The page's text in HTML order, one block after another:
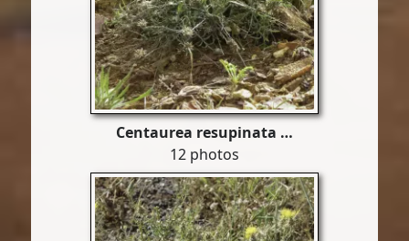
Centaurea resupinata …
12 photos